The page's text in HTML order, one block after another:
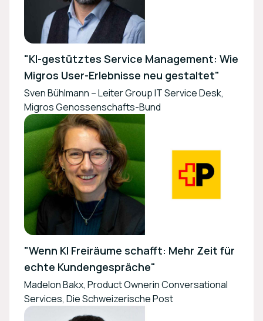
"KI-gestütztes Service Management: Wie
Migros User-Erlebnisse neu gestaltet"
Sven Bühlmann – Leiter Group IT Service Desk,
Migros Genossenschafts-Bund
"Wenn KI Freiräume schafft: Mehr Zeit für
echte Kundengespräche"
Madelon Bakx, Product Ownerin Conversational
Services, Die Schweizerische Post